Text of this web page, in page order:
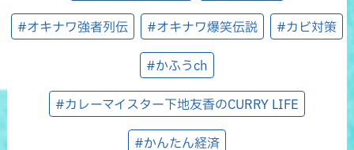
#オキナワ強者列伝 #オキナワ爆笑伝説 #カビ対策
#かふうch
#カレーマイスター下地友香のCURRY LIFE
#かんたん経済